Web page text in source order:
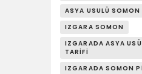
ASYA USULÜ SOMON
IZGARA SOMON
IZGARADA ASYA
TARIFI
IZGARADA SOMON